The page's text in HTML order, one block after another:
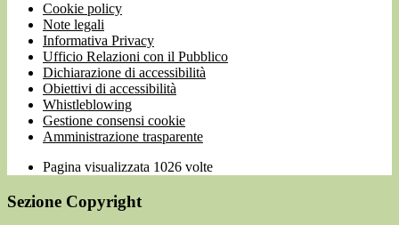
Cookie policy
Note legali
Informativa Privacy
Ufficio Relazioni con il Pubblico
Dichiarazione di accessibilità
Obiettivi di accessibilità
Whistleblowing
Gestione consensi cookie
Amministrazione trasparente
Pagina visualizzata 1026 volte
Sezione Copyright